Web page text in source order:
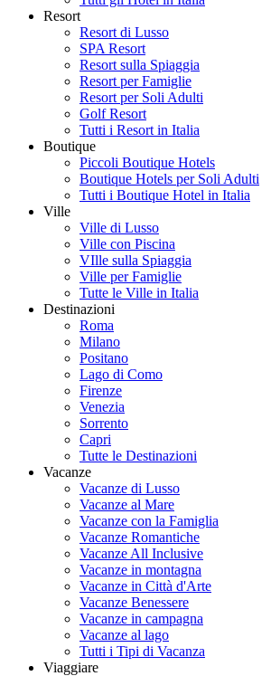
Resort
Resort di Lusso
SPA Resort
Resort sulla Spiaggia
Resort per Famiglie
Resort per Soli Adulti
Golf Resort
Tutti i Resort in Italia
Boutique
Piccoli Boutique Hotels
Boutique Hotels per Soli Adulti
Tutti i Boutique Hotel in Italia
Ville
Ville di Lusso
Ville con Piscina
VIlle sulla Spiaggia
Ville per Famiglie
Tutte le Ville in Italia
Destinazioni
Roma
Milano
Positano
Lago di Como
Firenze
Venezia
Sorrento
Capri
Tutte le Destinazioni
Vacanze
Vacanze di Lusso
Vacanze al Mare
Vacanze con la Famiglia
Vacanze Romantiche
Vacanze All Inclusive
Vacanze in montagna
Vacanze in Città d'Arte
Vacanze Benessere
Vacanze in campagna
Vacanze al lago
Tutti i Tipi di Vacanza
Viaggiare